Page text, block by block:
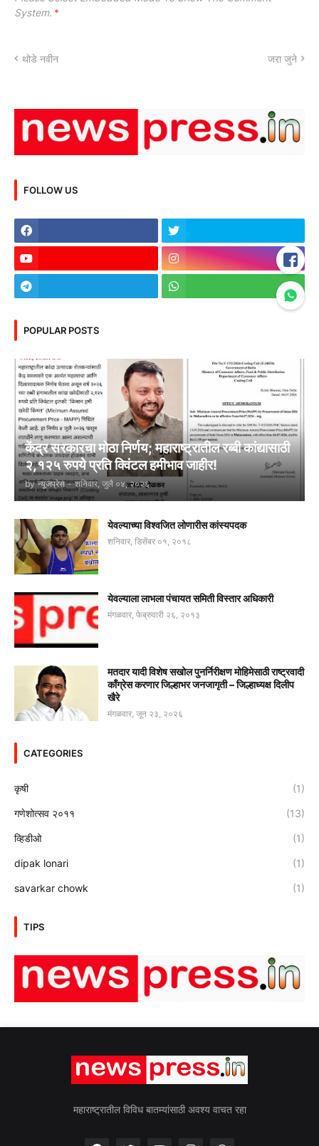
System. *
थोडे नवीन जरा जुने
FOLLOW US
POPULAR POSTS
केंद्र सरकारचा मोठा निर्णय; महाराष्ट्रातील रब्बी कांद्यासाठी
२,१२५ रुपये प्रति क्विंटल हमीभाव जाहीर!
by न्यूजप्रेस - शनिवार, जुलै ०४, २०२६
येवल्याच्या विश्वजित लोणारीस कांस्यपदक
शनिवार, डिसेंबर ०१, २०१८
येवल्याला लाभला पंचायत समिती विस्तार अधिकारी
मंगळवार, फेब्रुवारी २६, २०१३
मतदार यादी विशेष सखोल पुनर्निरीक्षण मोहिमेसाठी राष्ट्रवादी
काँग्रेस करणार जिल्हाभर जनजागृती – जिल्हाध्यक्ष दिलीप
खैरे
मंगळवार, जून २३, २०२६
CATEGORIES
कृषी (1)
गणेशोत्सव २०११ (13)
व्हिडीओ (1)
dipak lonari (1)
savarkar chowk (1)
TIPS
महाराष्ट्रातील विविध बातम्यांसाठी अवश्य वाचत रहा